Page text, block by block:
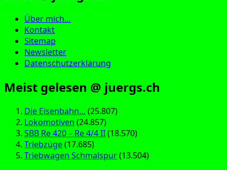
Über mich…
Kontakt
Sitemap
Newsletter
Datenschutzerklärung
Meist gelesen @ juergs.ch
Die Eisenbahn… (25.807)
Lokomotiven (24.857)
SBB Re 420 – Re 4/4 II(18.570)
Triebzüge(17.685)
Triebwagen Schmalspur(13.504)